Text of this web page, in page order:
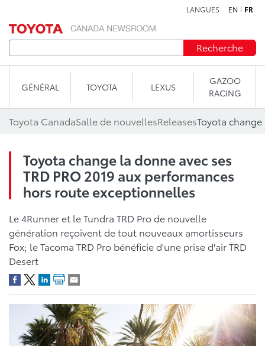
LANGUES EN FR
Recherche
GÉNÉRAL TOYOTA LEXUS
GAZOO
RACING
Toyota CanadaSalle de nouvellesReleases
Toyota change la donne avec ses
TRD PRO 2019 aux performances
hors route exceptionnelles
Le 4Runner et le Tundra TRD Pro de nouvelle
génération reçoivent de tout nouveaux amortisseurs
Fox; le Tacoma TRD Pro bénéficie d'une prise d'air TRD
Desert